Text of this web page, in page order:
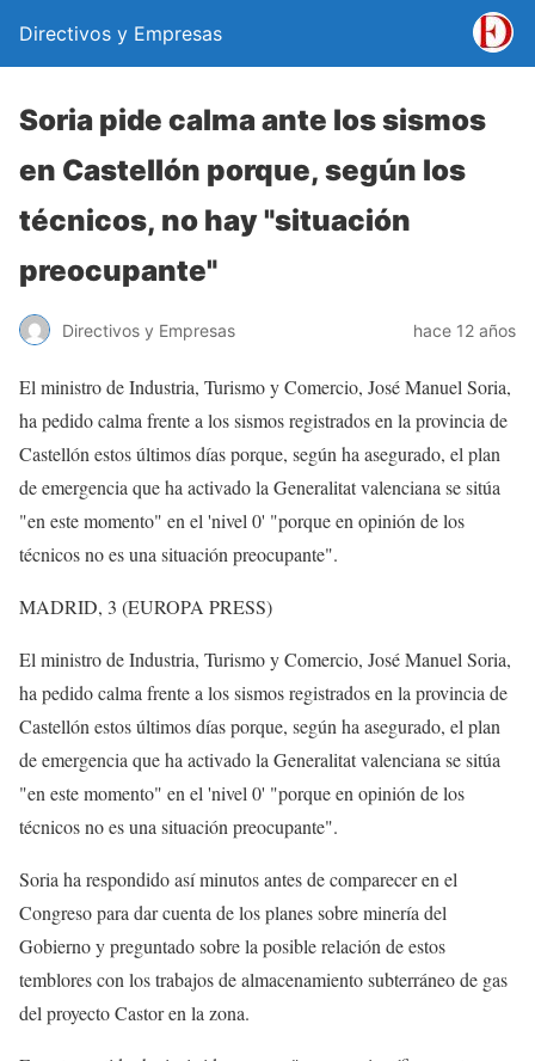
Directivos y Empresas
Soria pide calma ante los sismos
en Castellón porque, según los
técnicos, no hay "situación
preocupante"
Directivos y Empresas hace 12 años
El ministro de Industria, Turismo y Comercio, José Manuel Soria,
ha pedido calma frente a los sismos registrados en la provincia de
Castellón estos últimos días porque, según ha asegurado, el plan
de emergencia que ha activado la Generalitat valenciana se sitúa
"en este momento" en el 'nivel 0' "porque en opinión de los
técnicos no es una situación preocupante".
MADRID, 3 (EUROPA PRESS)
El ministro de Industria, Turismo y Comercio, José Manuel Soria,
ha pedido calma frente a los sismos registrados en la provincia de
Castellón estos últimos días porque, según ha asegurado, el plan
de emergencia que ha activado la Generalitat valenciana se sitúa
"en este momento" en el 'nivel 0' "porque en opinión de los
técnicos no es una situación preocupante".
Soria ha respondido así minutos antes de comparecer en el
Congreso para dar cuenta de los planes sobre minería del
Gobierno y preguntado sobre la posible relación de estos
temblores con los trabajos de almacenamiento subterráneo de gas
del proyecto Castor en la zona.